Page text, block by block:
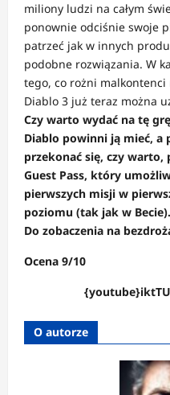
miliony ludzi na całym
ponownie odciśnie swoje
patrzeć jak w innych
podobne rozwiązania. W
tego, co rożni
Diablo 3 już teraz można
Czy warto wydać na tę
Diablo powinni ją mieć, a
przekonać się, czy
Guest Pass, który
pierwszych misji w
poziomu (tak jak w Becie).
Do zobaczenia na
Ocena 9/10
O autorze